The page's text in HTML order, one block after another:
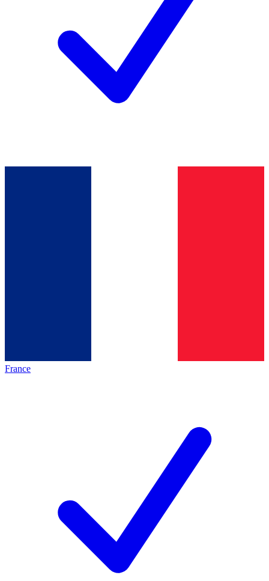
France